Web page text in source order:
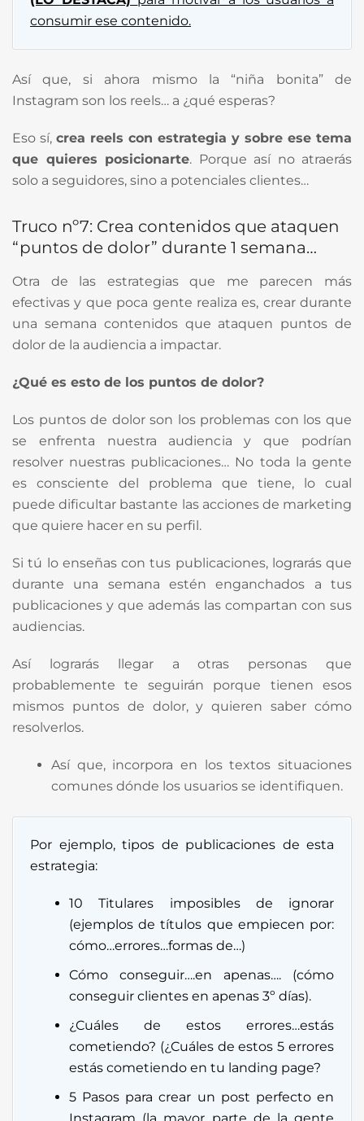
consumir ese contenido.
Así que, si ahora mismo la “niña bonita” de
Instagram son los reels… a ¿qué esperas?
Eso sí, crea reels con estrategia y sobre ese tema
que quieres posicionarte. Porque así no atraerás
solo a seguidores, sino a potenciales clientes…
Truco nº7: Crea contenidos que ataquen
“puntos de dolor” durante 1 semana…
Otra de las estrategias que me parecen más
efectivas y que poca gente realiza es, crear durante
una semana contenidos que ataquen puntos de
dolor de la audiencia a impactar.
¿Qué es esto de los puntos de dolor?
Los puntos de dolor son los problemas con los que
se enfrenta nuestra audiencia y que podrían
resolver nuestras publicaciones… No toda la gente
es consciente del problema que tiene, lo cual
puede dificultar bastante las acciones de marketing
que quiere hacer en su perfil.
Si tú lo enseñas con tus publicaciones, lograrás que
durante una semana estén enganchados a tus
publicaciones y que además las compartan con sus
audiencias.
Así lograrás llegar a otras personas que
probablemente te seguirán porque tienen esos
mismos puntos de dolor, y quieren saber cómo
resolverlos.
Así que, incorpora en los textos situaciones
comunes dónde los usuarios se identifiquen.
Por ejemplo, tipos de publicaciones de esta
estrategia:
10 Titulares imposibles de ignorar
(ejemplos de títulos que empiecen por:
cómo…errores…formas de…)
Cómo conseguir….en apenas…. (cómo
conseguir clientes en apenas 3º días).
¿Cuáles de estos errores…estás
cometiendo? (¿Cuáles de estos 5 errores
estás cometiendo en tu landing page?
5 Pasos para crear un post perfecto en